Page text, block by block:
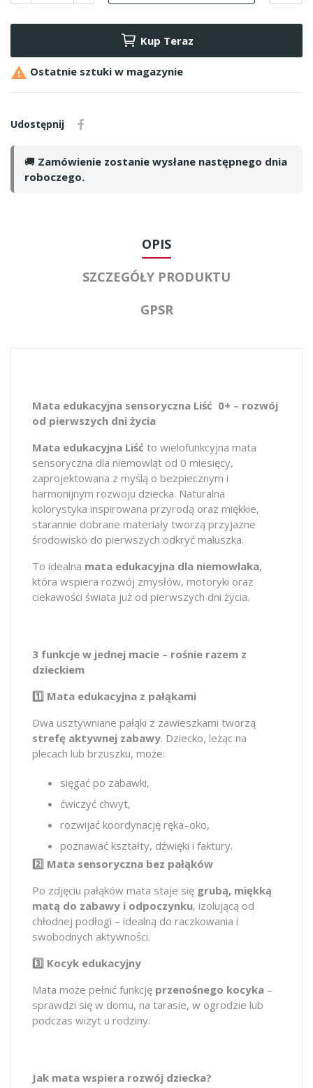
Kup Teraz
 Ostatnie sztuki w magazynie
Udostępnij
🚚 Zamówienie zostanie wysłane następnego dnia
roboczego.
OPIS
SZCZEGÓŁY PRODUKTU
GPSR
Mata edukacyjna sensoryczna Liść 0+ – rozwój
od pierwszych dni życia
Mata edukacyjna Liść to wielofunkcyjna mata
sensoryczna dla niemowląt od 0 miesięcy,
zaprojektowana z myślą o bezpiecznym i
harmonijnym rozwoju dziecka. Naturalna
kolorystyka inspirowana przyrodą oraz miękkie,
starannie dobrane materiały tworzą przyjazne
środowisko do pierwszych odkryć maluszka.
To idealna mata edukacyjna dla niemowlaka,
która wspiera rozwój zmysłów, motoryki oraz
ciekawości świata już od pierwszych dni życia.
3 funkcje w jednej macie – rośnie razem z
dzieckiem
1️⃣ Mata edukacyjna z pałąkami
Dwa usztywniane pałąki z zawieszkami tworzą
strefę aktywnej zabawy. Dziecko, leżąc na
plecach lub brzuszku, może:
sięgać po zabawki,
ćwiczyć chwyt,
rozwijać koordynację ręka–oko,
poznawać kształty, dźwięki i faktury.
2️⃣ Mata sensoryczna bez pałąków
Po zdjęciu pałąków mata staje się grubą, miękką
matą do zabawy i odpoczynku, izolującą od
chłodnej podłogi – idealną do raczkowania i
swobodnych aktywności.
3️⃣ Kocyk edukacyjny
Mata może pełnić funkcję przenośnego kocyka –
sprawdzi się w domu, na tarasie, w ogrodzie lub
podczas wizyt u rodziny.
Jak mata wspiera rozwój dziecka?